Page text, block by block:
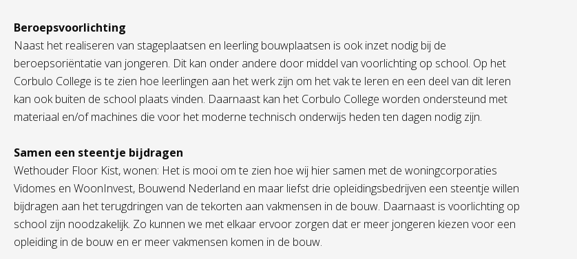
Beroepsvoorlichting
Naast het realiseren van stageplaatsen en leerling bouwplaatsen is ook inzet nodig bij de
beroepsoriëntatie van jongeren. Dit kan onder andere door middel van voorlichting op school. Op het
Corbulo College is te zien hoe leerlingen aan het werk zijn om het vak te leren en een deel van dit leren
kan ook buiten de school plaats vinden. Daarnaast kan het Corbulo College worden ondersteund met
materiaal en/of machines die voor het moderne technisch onderwijs heden ten dagen nodig zijn.
Samen een steentje bijdragen
Wethouder Floor Kist, wonen: Het is mooi om te zien hoe wij hier samen met de woningcorporaties
Vidomes en WoonInvest, Bouwend Nederland en maar liefst drie opleidingsbedrijven een steentje willen
bijdragen aan het terugdringen van de tekorten aan vakmensen in de bouw. Daarnaast is voorlichting op
school zijn noodzakelijk. Zo kunnen we met elkaar ervoor zorgen dat er meer jongeren kiezen voor een
opleiding in de bouw en er meer vakmensen komen in de bouw.